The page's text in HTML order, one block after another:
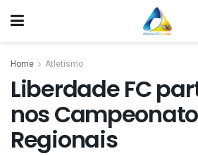
Home Atletismo
Liberdade FC
nos
Regionais